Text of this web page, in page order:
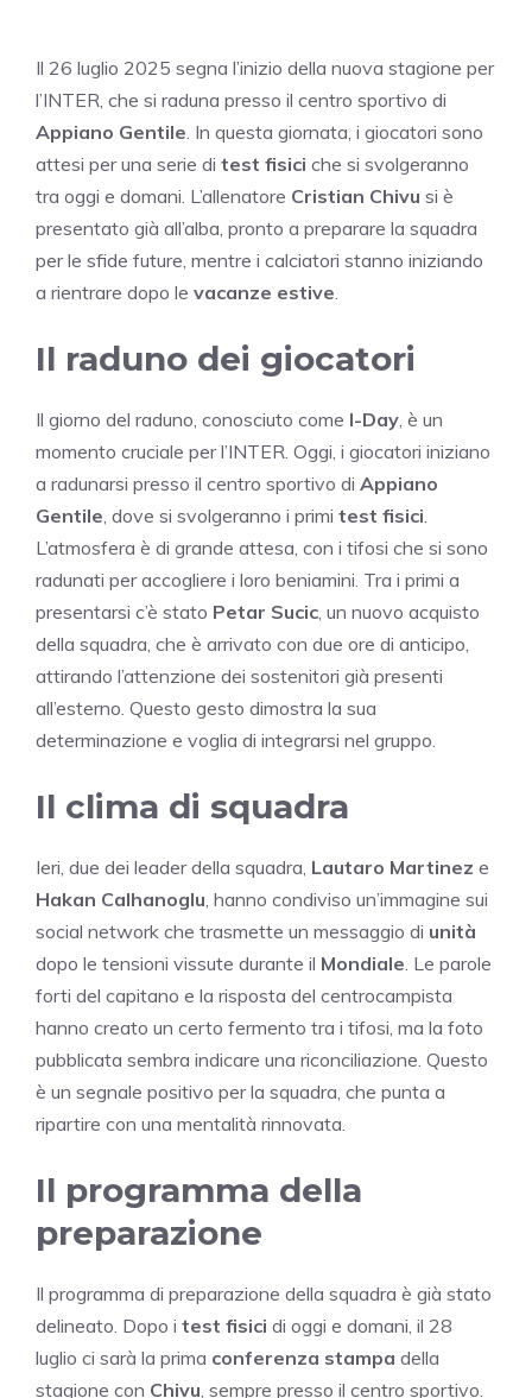
Il 26 luglio 2025 segna l’inizio della nuova stagione per
l’INTER, che si raduna presso il centro sportivo di
Appiano Gentile . In questa giornata, i giocatori sono
attesi per una serie di test fisici che si svolgeranno
tra oggi e domani. L’allenatore Cristian Chivu si è
presentato già all’alba, pronto a preparare la squadra
per le sfide future, mentre i calciatori stanno iniziando
a rientrare dopo le vacanze estive
Il raduno dei giocatori
Il giorno del raduno, conosciuto come I-Day , è un
momento cruciale per l’INTER. Oggi, i giocatori iniziano
a radunarsi presso il centro sportivo di Appiano
Gentile , dove si svolgeranno i primi test fisici
L’atmosfera è di grande attesa, con i tifosi che si sono
radunati per accogliere i loro beniamini. Tra i primi a
presentarsi c’è stato Petar Sucic , un nuovo acquisto
della squadra, che è arrivato con due ore di anticipo,
attirando l’attenzione dei sostenitori già presenti
all’esterno. Questo gesto dimostra la sua
determinazione e voglia di integrarsi nel gruppo.
Il clima di squadra
Ieri, due dei leader della squadra, Lautaro Martinez e
Hakan Calhanoglu , hanno condiviso un’immagine sui
social network che trasmette un messaggio di unità
dopo le tensioni vissute durante il Mondiale . Le parole
forti del capitano e la risposta del centrocampista
hanno creato un certo fermento tra i tifosi, ma la foto
pubblicata sembra indicare una riconciliazione. Questo
è un segnale positivo per la squadra, che punta a
ripartire con una mentalità rinnovata.
Il programma della
preparazione
Il programma di preparazione della squadra è già stato
delineato. Dopo i test fisici di oggi e domani, il 28
luglio ci sarà la prima conferenza stampa della
stagione con Chivu , sempre presso il centro sportivo.